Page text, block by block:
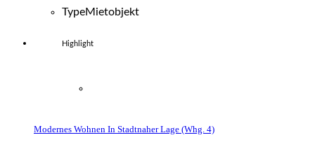
TypeMietobjekt
Highlight
Modernes Wohnen In Stadtnaher Lage (whg. 4)